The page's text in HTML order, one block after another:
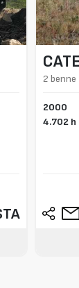
2 benne
2000
4.702 h